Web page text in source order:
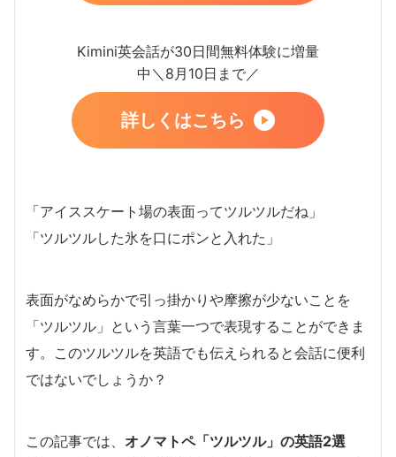
Kimini英会話が30日間無料体験に増量
中＼8月10日まで／
詳しくはこちら
「アイススケート場の表面ってツルツルだね」
「ツルツルした氷を口にポンと入れた」
表面がなめらかで引っ掛かりや摩擦が少ないことを
「ツルツル」という言葉一つで表現することができま
す。このツルツルを英語でも伝えられると会話に便利
ではないでしょうか？
この記事では、 オノマトペ「ツルツル」の英語2選